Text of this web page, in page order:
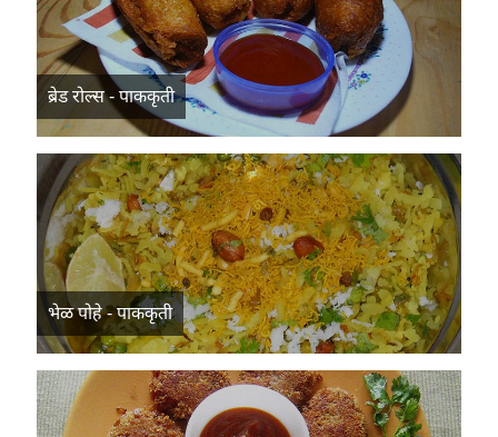
ब्रेड रोल्स - पाककृती
भेळ पोहे - पाककृती